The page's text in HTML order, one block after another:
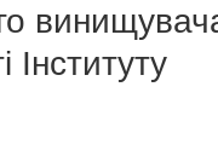
Інституту